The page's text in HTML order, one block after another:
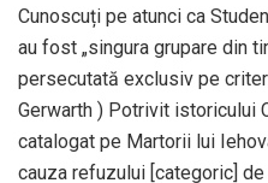
Cunoscuți pe atunci ca
au fost „singura grupare din
persecutată exclusiv pe
Gerwarth ) Potrivit istoricului
catalogat pe Martorii lui
cauza refuzului [categoric]